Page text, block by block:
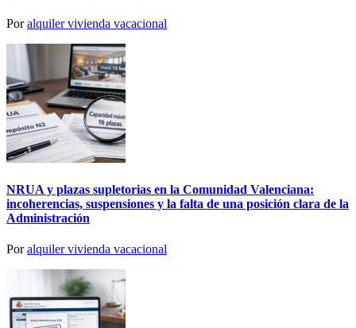
Poralquiler vivienda vacacional
NRUA y plazas supletorias en la Comunidad Valenciana:
incoherencias, suspensiones y la falta de una posición clara de la
Administración
Poralquiler vivienda vacacional